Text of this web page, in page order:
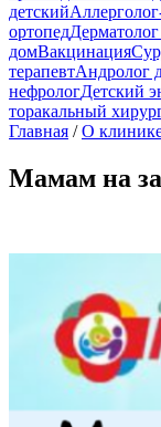
детский
ортопед
домВакцинация
терапевтАндролог
нефрологДетский
торакальный
Главная /О
Мамам на